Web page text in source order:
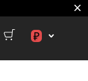
₽
د.إ